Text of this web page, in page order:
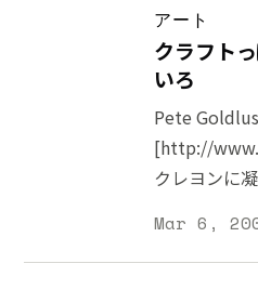
アプリ。描
アルに落ち
[htt
Gallery/
ルを幾つか
「Fractal
ファンタジ
ワクワクし
そんなファ
つか紹介し
ると、昔か
くさん存在
て可視化し
像の世界の
アート
クラフト
いろ
Pete
[http://
クレヨンに
Jennifer
[http://
Mar 6,